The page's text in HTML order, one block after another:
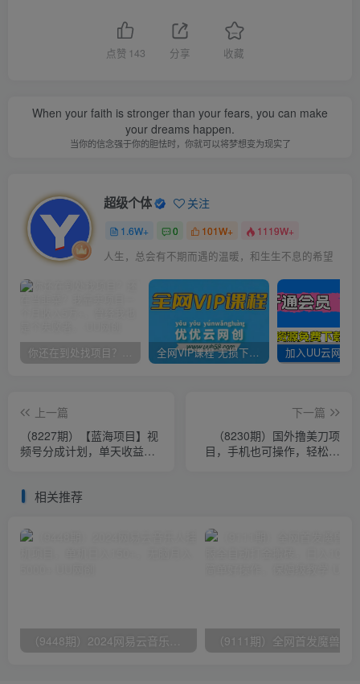
点赞 143 分享 收藏
When your faith is stronger than your fears, you can make
your dreams happen.
当你的信念强于你的胆怯时，你就可以将梦想变为现实了
超级个体 关注
1.6W+ 0 101W+ 1119W+
人生，总会有不期而遇的温暖，和生生不息的希望
你还在到处找项目？还在当韭菜？我靠卖项目一个月收入5万+，曾经我也是个失败者。 全网VIP课程 无损下载~
上一篇
（8227期）【蓝海项目】视
频号分成计划，单天收益
下一篇
（8230期）国外撸美刀项
目，手机也可操作，轻松挂
相关推荐